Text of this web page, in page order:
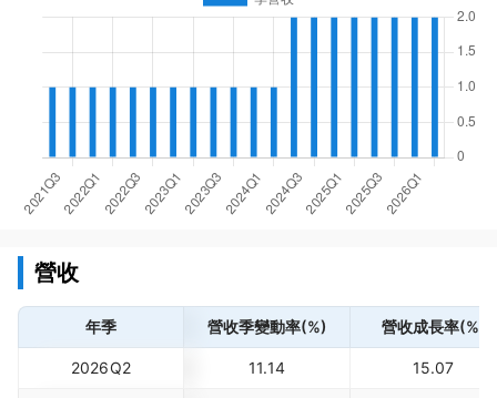
營收
年季 營收季變動率(%) 營收成長率(%)
2026Q2 11.14 15.07